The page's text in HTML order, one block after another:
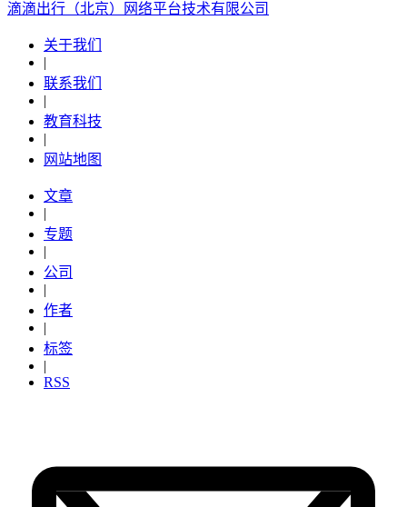
滴滴出行（北京）网络平台技术有限公司
关于我们
|
联系我们
|
教育科技
|
网站地图
文章
|
专题
|
公司
|
作者
|
标签
|
RSS